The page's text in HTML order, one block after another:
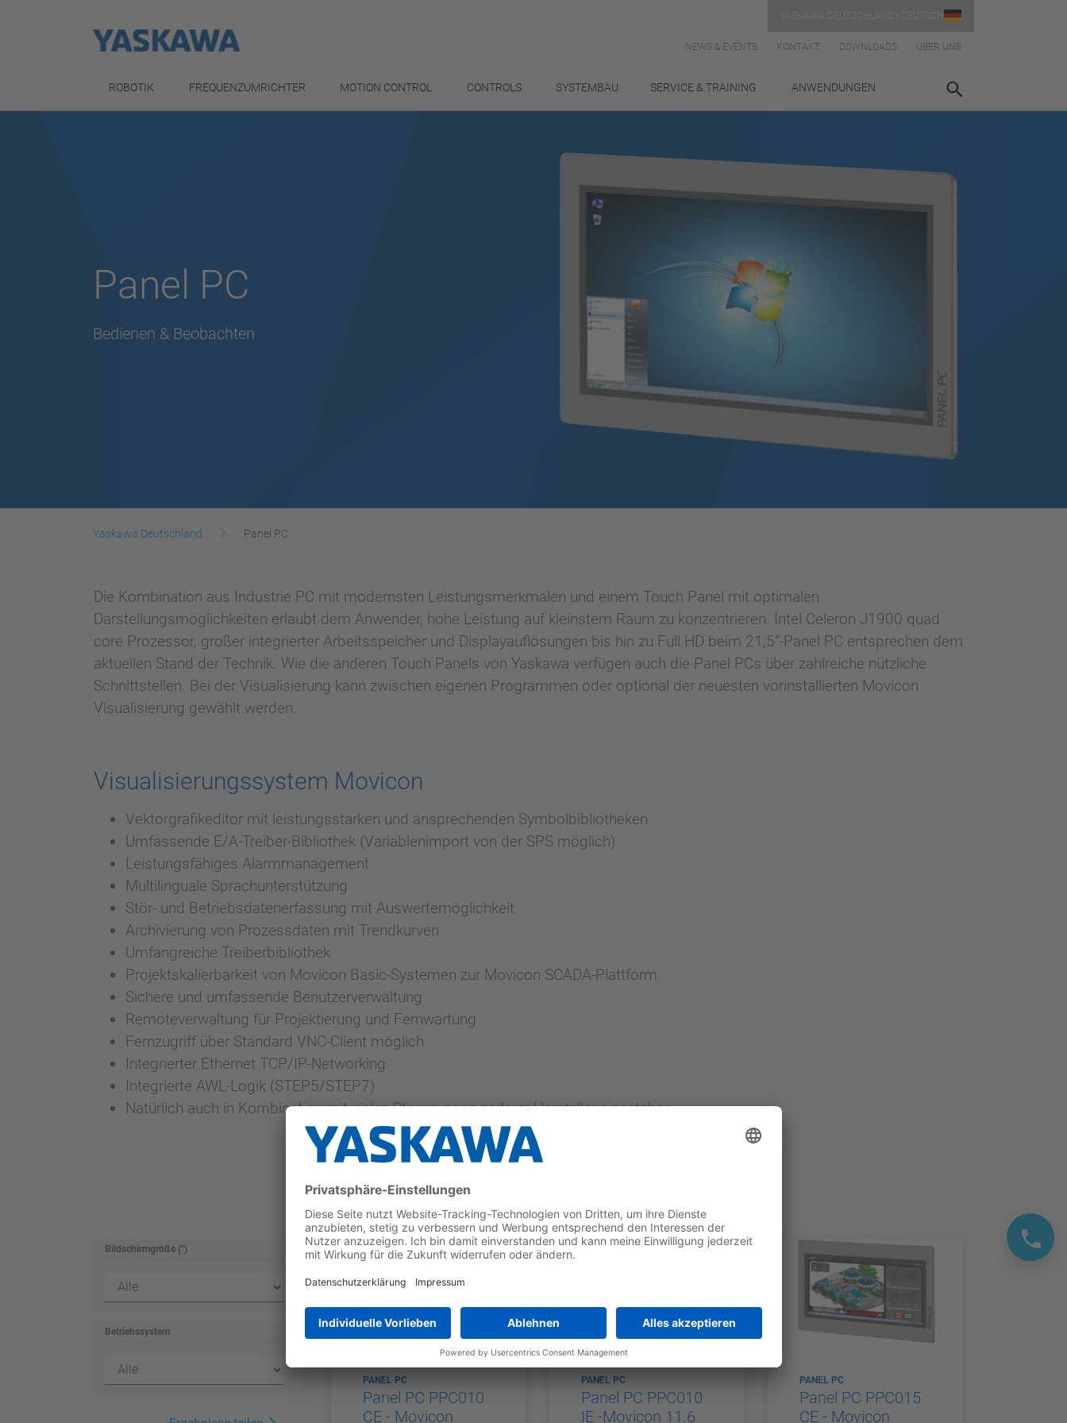
NEWS & EVENTS KONTAKT DOWNLOADS ÜBER UNS
ROBOTIK FREQUENZUMRICHTER MOTION CONTROL CONTROLS SYSTEMBAU SERVICE & TRAINING ANWENDUNGEN
Panel PC
Bedienen & Beobachten
Yaskawa Deutschland Panel PC
Die Kombination aus Industrie PC mit modernsten Leistungsmerkmalen und einem Touch Panel mit optimalen
Darstellungsmöglichkeiten erlaubt dem Anwender, hohe Leistung auf kleinstem Raum zu konzentrieren. Intel Celeron J1900 quad
core Prozessor, großer integrierter Arbeitsspeicher und Displayauflösungen bis hin zu Full HD beim 21,5“-Panel PC entsprechen dem
aktuellen Stand der Technik. Wie die anderen Touch Panels von Yaskawa verfügen auch die Panel PCs über zahlreiche nützliche
Schnittstellen. Bei der Visualisierung kann zwischen eigenen Programmen oder optional der neuesten vorinstallierten Movicon
Visualisierung gewählt werden.
Visualisierungssystem Movicon
Vektorgrafikeditor mit leistungsstarken und ansprechenden Symbolbibliotheken
Umfassende E/A-Treiber-Bibliothek (Variablenimport von der SPS möglich)
Leistungsfähiges Alarmmanagement
Multilinguale Sprachunterstützung
Stör- und Betriebsdatenerfassung mit Auswertemöglichkeit
Archivierung von Prozessdaten mit Trendkurven
Umfangreiche Treiberbibliothek
Projektskalierbarkeit von Movicon Basic-Systemen zur Movicon SCADA-Plattform
Sichere und umfassende Benutzerverwaltung
Remoteverwaltung für Projektierung und Fernwartung
Fernzugriff über Standard VNC-Client möglich
Integrierter Ethernet TCP/IP-Networking
Integrierte AWL-Logik (STEP5/STEP7)
Natürlich auch in Kombination mit vielen Steuerungen anderer Hersteller einsetzbar
Bildschirmgröße (")
Betriebssystem
PANEL PC
Panel PC PPC010
CE - Movicon
PANEL PC
Panel PC PPC010
IE -Movicon 11.6
PANEL PC
Panel PC PPC015
CE - Movicon